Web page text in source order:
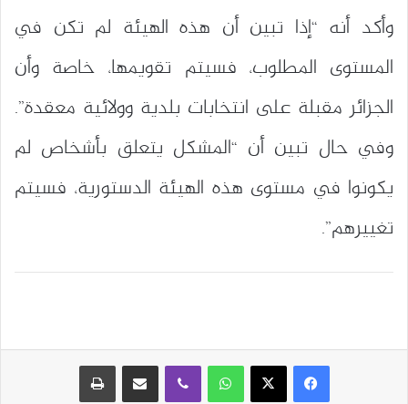
وأكد أنه “إذا تبين أن هذه الهيئة لم تكن في
المستوى المطلوب، فسيتم تقويمها، خاصة وأن
الجزائر مقبلة على انتخابات بلدية وولائية معقدة”.
وفي حال تبين أن “المشكل يتعلق بأشخاص لم
يكونوا في مستوى هذه الهيئة الدستورية، فسيتم
تغييرهم”.
واتساب مشاركة عبر البريد